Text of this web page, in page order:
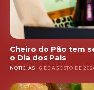
Cheiro do Pão tem
o Dia dos Pais
NOTÍCIAS 6 DE AGOSTO DE